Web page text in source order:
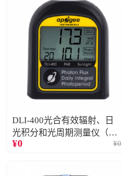
DLI-400光合有效辐射、日
光积分和光周期测量仪（仅
阳光）
¥0 ¥0